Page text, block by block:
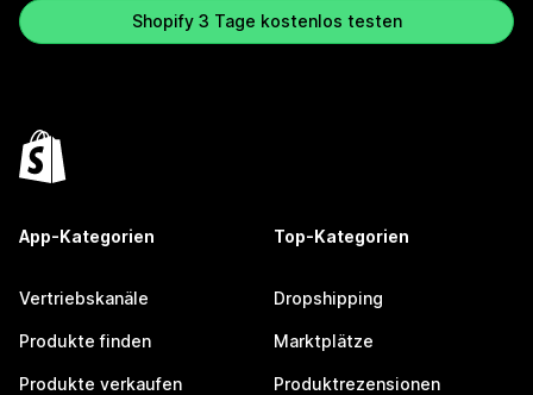
Shopify 3 Tage kostenlos testen
App-Kategorien
Vertriebskanäle
Produkte finden
Produkte verkaufen
Top-Kategorien
Dropshipping
Marktplätze
Produktrezensionen